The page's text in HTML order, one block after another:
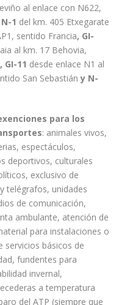
al enlace con N622,
1 del km. 405 Etxegarate
sentido Francia, GI-
al km. 17 Behovia,
, GI-11 desde enlace N1 al
San Sebastián y N-
para los
: animales vivos,
espectáculos,
deportivos, culturales
exclusivo de
telégrafos, unidades
de comunicación,
ambulante, atención de
para instalaciones o
servicios básicos de
fundentes para
invernal,
a temperatura
del ATP (siempre que